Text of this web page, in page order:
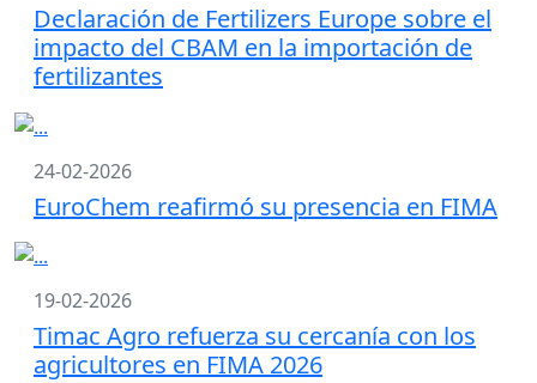
Declaración de Fertilizers Europe sobre el
impacto del CBAM en la importación de
fertilizantes
24-02-2026
EuroChem reafirmó su presencia en FIMA
19-02-2026
Timac Agro refuerza su cercanía con los
agricultores en FIMA 2026